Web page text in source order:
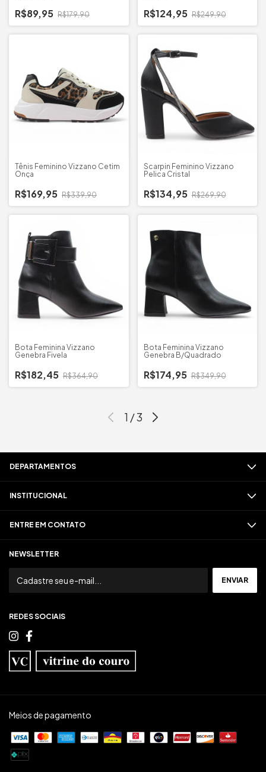
R$89,95 R$179,90 R$124,95 R$249,90
Tênis Feminino Vizzano Cetim
Onça
R$169,95 R$339,90
Scarpin Feminino Vizzano
Pelica Cristal
R$134,95 R$269,90
Bota Feminina Vizzano
Genebra Fivela
R$182,45 R$364,90
Bota Feminina Vizzano
Genebra B/Quadrado
R$174,95 R$349,90
1 /3
DEPARTAMENTOS
INSTITUCIONAL
ENTRE EM CONTATO
NEWSLETTER
REDES SOCIAIS
Meios de pagamento